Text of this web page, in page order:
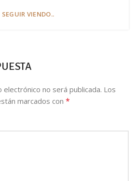
SEGUIR VIENDO..
no será publicada. Los
marcados con *